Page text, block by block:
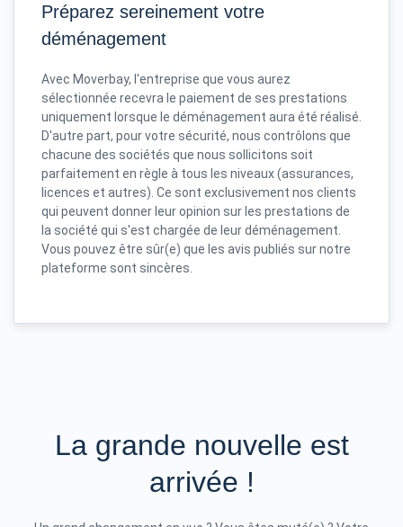
Préparez sereinement votre
déménagement
Avec Moverbay, l'entreprise que vous aurez
sélectionnée recevra le paiement de ses prestations
uniquement lorsque le déménagement aura été réalisé.
D'autre part, pour votre sécurité, nous contrôlons que
chacune des sociétés que nous sollicitons soit
parfaitement en règle à tous les niveaux (assurances,
licences et autres). Ce sont exclusivement nos clients
qui peuvent donner leur opinion sur les prestations de
la société qui s'est chargée de leur déménagement.
Vous pouvez être sûr(e) que les avis publiés sur notre
plateforme sont sincères.
La grande nouvelle est
arrivée !